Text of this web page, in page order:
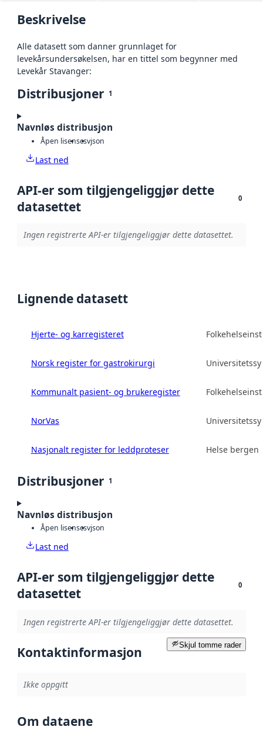
Beskrivelse
Alle datasett som danner grunnlaget for
levekårsundersøkelsen, har en tittel som begynner med
Levekår Stavanger:
Distribusjoner 1
Navnløs distribusjon
Åpen lisenscsvjson
Last ned
API-er som tilgjengeliggjør dette
datasettet
0
Ingen registrerte API-er tilgjengeliggjør dette datasettet.
Lignende datasett
Hjerte- og karregisteret
Norsk register for gastrokirurgi
Kommunalt pasient- og brukeregister
NorVas
Nasjonalt register for leddproteser Helse bergen
Distribusjoner 1
Navnløs distribusjon
Åpen lisenscsvjson
Last ned
API-er som tilgjengeliggjør dette
datasettet
0
Ingen registrerte API-er tilgjengeliggjør dette datasettet.
Skjul tomme rader
Kontaktinformasjon
Ikke oppgitt
Om dataene